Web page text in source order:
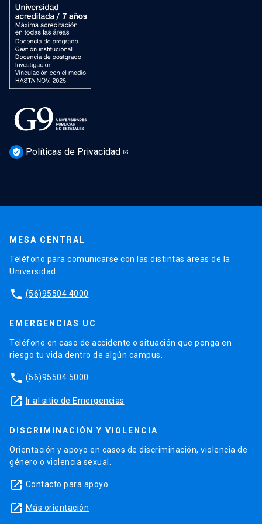
verified_user Políticas de Privacidad
MESA CENTRAL
Teléfono para comunicarse con las distintas áreas de la
Universidad.
phone (56)95504 4000
EMERGENCIAS UC
Teléfono en caso de accidente o situación que ponga en
riesgo tu vida dentro de algún campus.
phone (56)95504 5000
launch Ir al sitio de Emergencias
DISCRIMINACIÓN Y VIOLENCIA
Orientación y apoyo en casos de discriminación, violencia de
género o violencia sexual.
launch Contacto para apoyo
launch Más orientación